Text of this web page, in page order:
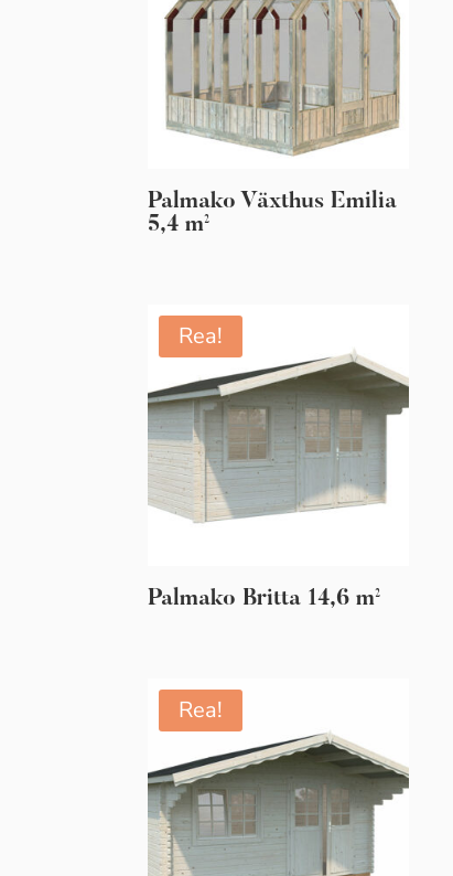
Palmako Växthus Emilia
5,4 m²
Rea!
Palmako Britta 14,6 m²
Rea!